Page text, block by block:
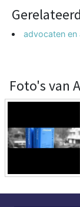
advocaten
Foto's van